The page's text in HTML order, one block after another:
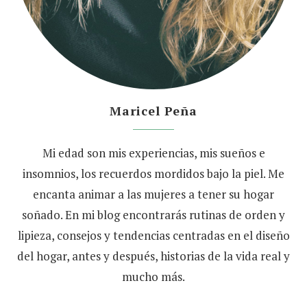
Maricel Peña
Mi edad son mis experiencias, mis sueños e
insomnios, los recuerdos mordidos bajo la piel. Me
encanta animar a las mujeres a tener su hogar
soñado. En mi blog encontrarás rutinas de orden y
lipieza, consejos y tendencias centradas en el diseño
del hogar, antes y después, historias de la vida real y
mucho más.